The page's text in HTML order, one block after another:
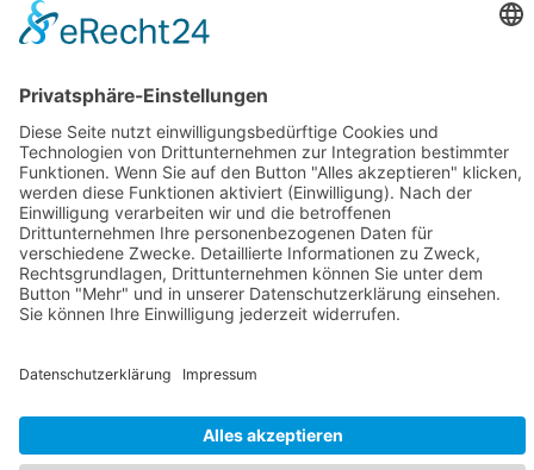
Widerrufsformular
Kundenstimmen
Social Media
© 2026 raumkultur.eu